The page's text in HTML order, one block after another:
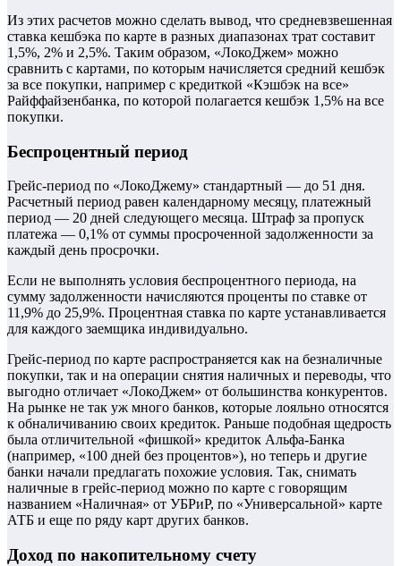
Из этих расчетов можно сделать вывод, что средневзвешенная
ставка кешбэка по карте в разных диапазонах трат составит
1,5%, 2% и 2,5%. Таким образом, «ЛокоДжем» можно
сравнить с картами, по которым начисляется средний кешбэк
за все покупки, например с кредиткой «Кэшбэк на все»
Райффайзенбанка, по которой полагается кешбэк 1,5% на все
покупки.
Беспроцентный период
Грейс-период по «ЛокоДжему» стандартный — до 51 дня.
Расчетный период равен календарному месяцу, платежный
период — 20 дней следующего месяца. Штраф за пропуск
платежа — 0,1% от суммы просроченной задолженности за
каждый день просрочки.
Если не выполнять условия беспроцентного периода, на
сумму задолженности начисляются проценты по ставке от
11,9% до 25,9%. Процентная ставка по карте устанавливается
для каждого заемщика индивидуально.
Грейс-период по карте распространяется как на безналичные
покупки, так и на операции снятия наличных и переводы, что
выгодно отличает «ЛокоДжем» от большинства конкурентов.
На рынке не так уж много банков, которые лояльно относятся
к обналичиванию своих кредиток. Раньше подобная щедрость
была отличительной «фишкой» кредиток Альфа-Банка
(например, «100 дней без процентов»), но теперь и другие
банки начали предлагать похожие условия. Так, снимать
наличные в грейс-период можно по карте с говорящим
названием «Наличная» от УБРиР, по «Универсальной» карте
АТБ и еще по ряду карт других банков.
Доход по накопительному счету